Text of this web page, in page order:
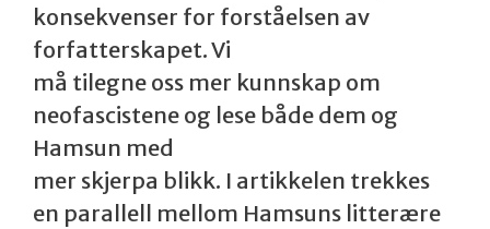
konsekvenser for forståelsen av
forfatterskapet. Vi
må tilegne oss mer kunnskap om
neofascistene og lese både dem og
Hamsun med
mer skjerpa blikk. I artikkelen trekkes
en parallell mellom Hamsuns litterære